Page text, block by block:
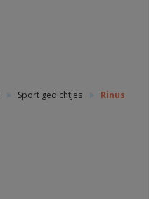
Sport gedichtjes
Rinus